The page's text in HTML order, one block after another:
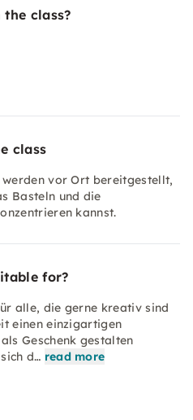
class?
class
vor Ort bereitgestellt,
Basteln und die
kannst.
for?
alle, die gerne kreativ sind
einen einzigartigen
Geschenk gestalten
d… read more